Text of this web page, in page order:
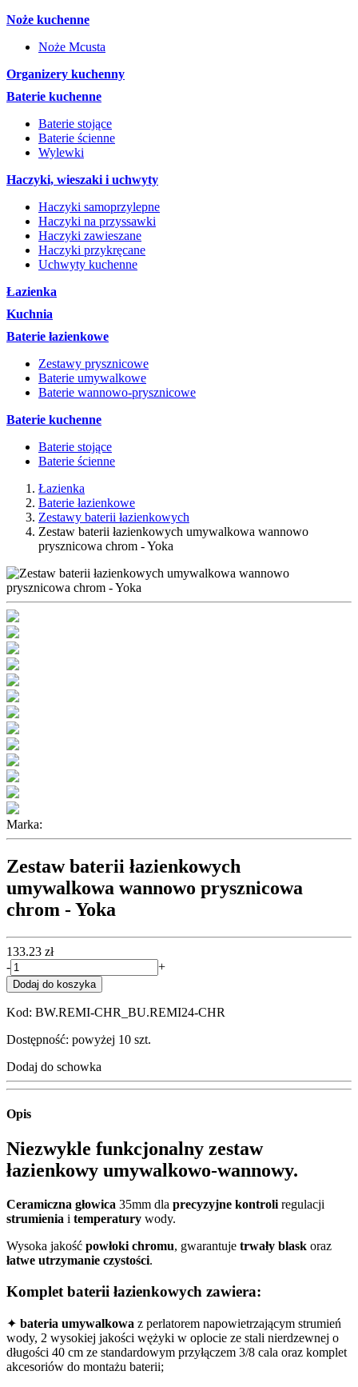
Noże kuchenne
Noże Mcusta
Organizery kuchenny
Baterie kuchenne
Baterie stojące
Baterie ścienne
Wylewki
Haczyki, wieszaki i uchwyty
Haczyki samoprzylepne
Haczyki na przyssawki
Haczyki zawieszane
Haczyki przykręcane
Uchwyty kuchenne
Łazienka
Kuchnia
Baterie łazienkowe
Zestawy prysznicowe
Baterie umywalkowe
Baterie wannowo-prysznicowe
Baterie kuchenne
Baterie stojące
Baterie ścienne
Łazienka
Baterie łazienkowe
Zestawy baterii łazienkowych
Zestaw baterii łazienkowych umywalkowa wannowo
prysznicowa chrom - Yoka
Marka:
Zestaw baterii łazienkowych
umywalkowa wannowo prysznicowa
chrom - Yoka
133.23 zł
-
+
Dodaj do koszyka
Kod: BW.REMI-CHR_BU.REMI24-CHR
Dostępność: powyżej 10 szt.
Dodaj do schowka
Opis
Niezwykle funkcjonalny zestaw
łazienkowy umywalkowo-wannowy.
Ceramiczna głowica 35mm dla precyzyjne kontroli regulacji
strumienia i temperatury wody.
Wysoka jakość powłoki chromu, gwarantuje trwały blask oraz
łatwe utrzymanie czystości.
Komplet baterii łazienkowych zawiera:
✦ bateria umywalkowa z perlatorem napowietrzającym strumień
wody, 2 wysokiej jakości wężyki w oplocie ze stali nierdzewnej o
długości 40 cm ze standardowym przyłączem 3/8 cala oraz komplet
akcesoriów do montażu baterii;